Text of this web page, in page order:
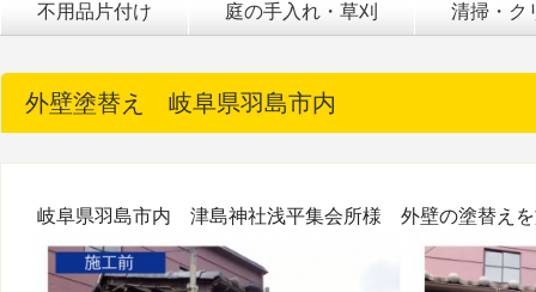
不用品片付け 庭の手入れ・草刈 清掃・ク
外壁塗替え 岐阜県羽島市内